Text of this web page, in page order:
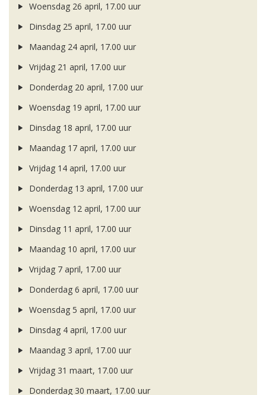
Woensdag 26 april, 17.00 uur
Dinsdag 25 april, 17.00 uur
Maandag 24 april, 17.00 uur
Vrijdag 21 april, 17.00 uur
Donderdag 20 april, 17.00 uur
Woensdag 19 april, 17.00 uur
Dinsdag 18 april, 17.00 uur
Maandag 17 april, 17.00 uur
Vrijdag 14 april, 17.00 uur
Donderdag 13 april, 17.00 uur
Woensdag 12 april, 17.00 uur
Dinsdag 11 april, 17.00 uur
Maandag 10 april, 17.00 uur
Vrijdag 7 april, 17.00 uur
Donderdag 6 april, 17.00 uur
Woensdag 5 april, 17.00 uur
Dinsdag 4 april, 17.00 uur
Maandag 3 april, 17.00 uur
Vrijdag 31 maart, 17.00 uur
Donderdag 30 maart, 17.00 uur